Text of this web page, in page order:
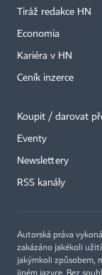
Tiráž redakce HN
Economia
Kariéra v HN
Ceník inzerce
Koupit / darovat
Eventy
Newslettery
RSS kanály
Autorská práva
zakázáno jakékoli
jakýmkoli způsobem,
jiném jazyce. Bez